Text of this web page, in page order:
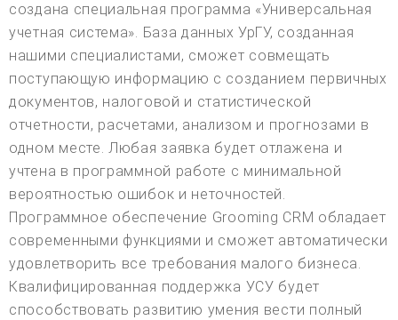
создана специальная программа «Универсальная
учетная система». База данных УрГУ, созданная
нашими специалистами, сможет совмещать
поступающую информацию с созданием первичных
документов, налоговой и статистической
отчетности, расчетами, анализом и прогнозами в
одном месте. Любая заявка будет отлажена и
учтена в программной работе с минимальной
вероятностью ошибок и неточностей.
Программное обеспечение Grooming CRM обладает
современными функциями и сможет автоматически
удовлетворить все требования малого бизнеса.
Квалифицированная поддержка УСУ будет
способствовать развитию умения вести полный